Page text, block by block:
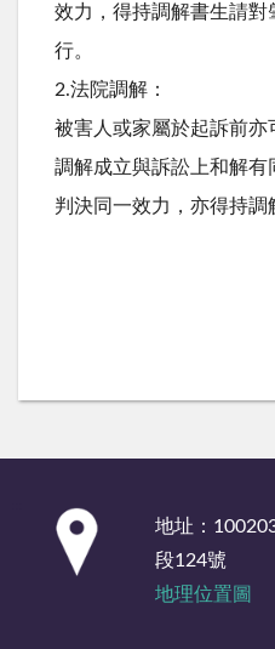
效力，得持調解書生請
行。
2.法院調解：
被害人或家屬於起訴前亦
調解成立與訴訟上和解
判決同一效力，亦得持調
地址：
段124號
地理位置圖